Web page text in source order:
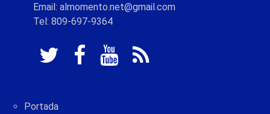
Email: almomento.net@gmail.com
Tel: 809-697-9364
Portada